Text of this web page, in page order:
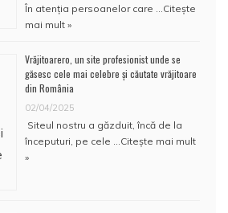
În atenţia persoanelor care …Citește
mai mult »
Vrăjitoarero, un site profesionist unde se
găsesc cele mai celebre și căutate vrăjitoare
din România
02/04/2025
Siteul nostru a găzduit, încă de la
începuturi, pe cele …Citește mai mult
»